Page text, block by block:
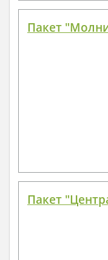
Пакет
Пакет